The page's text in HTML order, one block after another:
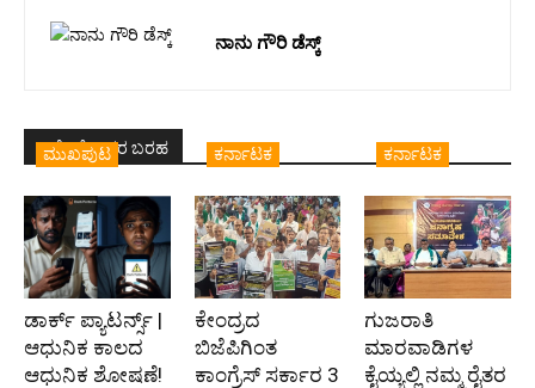
ನಾನು ಗೌರಿ ಡೆಸ್ಕ್
ಇದೇ ಲೇಖಕರ ಬರಹ
ಮುಖಪುಟ
ಡಾರ್ಕ್ ಪ್ಯಾಟರ್ನ್ಸ್ |
ಆಧುನಿಕ ಕಾಲದ
ಆಧುನಿಕ ಶೋಷಣೆ!
ಕರ್ನಾಟಕ
ಕೇಂದ್ರದ
ಬಿಜೆಪಿಗಿಂತ
ಕಾಂಗ್ರೆಸ್‌ ಸರ್ಕಾರ 3
ಕರ್ನಾಟಕ
ಗುಜರಾತಿ
ಮಾರವಾಡಿಗಳ
ಕೈಯ್ಯಲ್ಲಿ ನಮ್ಮ ರೈತರ